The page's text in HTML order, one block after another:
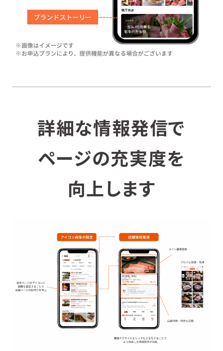
詳細な情報発信で
ページの充実度を
向上します